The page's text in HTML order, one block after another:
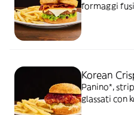
formaggi
Korean
Panino*,
glassati con